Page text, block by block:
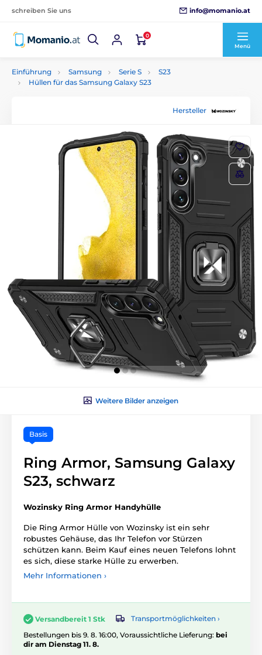
schreiben Sie uns info@momanio.at
0
Menü
Einführung Samsung Serie S
S23
Hüllen für das Samsung Galaxy S23
Hersteller
Weitere Bilder anzeigen
Basis
Ring Armor, Samsung Galaxy
S23, schwarz
Wozinsky Ring Armor Handyhülle
Die Ring Armor Hülle von Wozinsky ist ein sehr
robustes Gehäuse, das Ihr Telefon vor Stürzen
schützen kann. Beim Kauf eines neuen Telefons lohnt
es sich, diese starke Hülle zu erwerben.
Mehr Informationen ›
Versandbereit 1 Stk
Transportmöglichkeiten ›
Bestellungen bis 9. 8. 16:00, Voraussichtliche Lieferung: bei
dir am Dienstag 11. 8.